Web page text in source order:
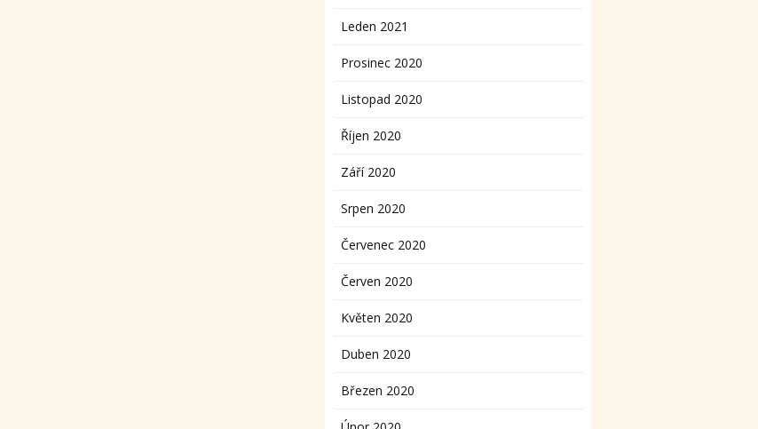
Leden 2021
Prosinec 2020
Listopad 2020
Říjen 2020
Září 2020
Srpen 2020
Červenec 2020
Červen 2020
Květen 2020
Duben 2020
Březen 2020